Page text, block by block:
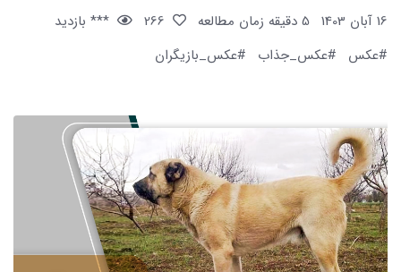
16 آبان 1403
5 دقیقه زمان مطالعه
*** بازدید
#عکس
#عکس_جذاب #عکس_بازیگران